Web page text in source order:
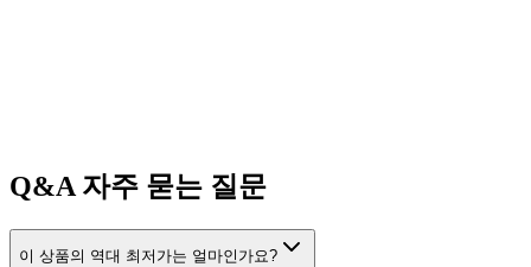
Q&A자주 묻는 질문
이 상품의 역대 최저가는 얼마인가요?